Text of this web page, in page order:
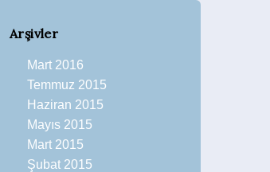
Arşivler
Mart 2016
Temmuz 2015
Haziran 2015
Mayıs 2015
Mart 2015
Şubat 2015